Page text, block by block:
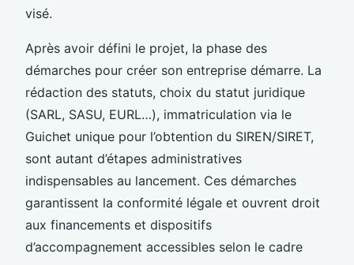
visé.
Après avoir défini le projet, la phase des
démarches pour créer son entreprise démarre. La
rédaction des statuts, choix du statut juridique
(SARL, SASU, EURL…), immatriculation via le
Guichet unique pour l’obtention du SIREN/SIRET,
sont autant d’étapes administratives
indispensables au lancement. Ces démarches
garantissent la conformité légale et ouvrent droit
aux financements et dispositifs
d’accompagnement accessibles selon le cadre